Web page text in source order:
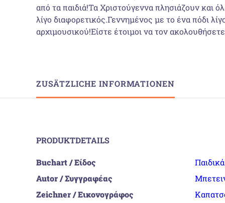
από τα παιδιά!Τα Χριστούγεννα πλησιάζουν και
λίγο διαφορετικός.Γεννημένος με το ένα πόδι
αρχιμουσικού!Είστε έτοιμοι να τον
ZUSÄTZLICHE INFORMATIONEN
PRODUKTDETAILS
Buchart / Είδος
Autor / Συγγραφέας
Zeichner / Εικονογράφος